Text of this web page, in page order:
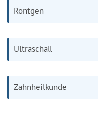
Röntgen
Ultraschall
Zahnheilkunde